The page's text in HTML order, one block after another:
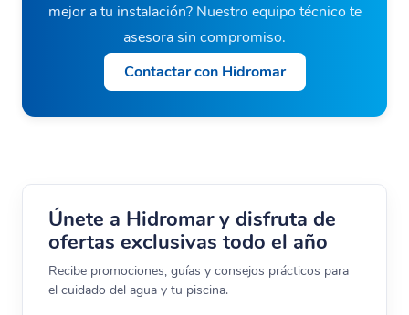
mejor a tu instalación? Nuestro equipo técnico te
asesora sin compromiso.
Contactar con Hidromar
Únete a Hidromar y disfruta de
ofertas exclusivas todo el año
Recibe promociones, guías y consejos prácticos para
el cuidado del agua y tu piscina.